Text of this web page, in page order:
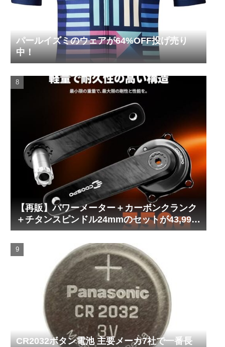
パールイズミのウェアが64%OFF投げ売り
中！
【再販】パワーメーター＋カーボンクランク
＋チタンスピンドル24mmのセットが43,999
円！
CR2032ボタン電池 主要メーカ7社で一番長